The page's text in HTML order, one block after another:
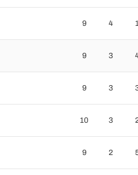
9 4
9 3
9 3
10 3
9 2